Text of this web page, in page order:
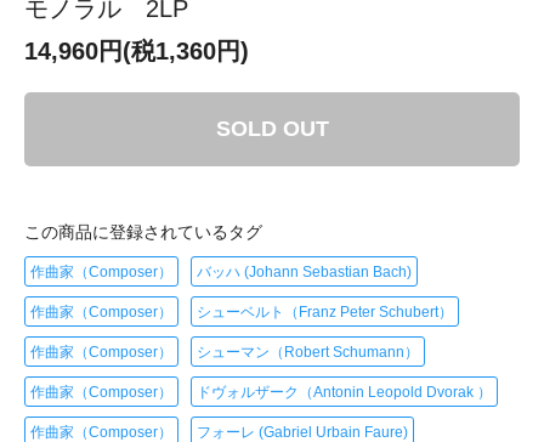
モノラル 2LP
14,960円(税1,360円)
SOLD OUT
この商品に登録されているタグ
作曲家（Composer） バッハ (Johann Sebastian Bach)
作曲家（Composer） シューベルト（Franz Peter Schubert）
作曲家（Composer） シューマン（Robert Schumann）
作曲家（Composer） ドヴォルザーク（Antonin Leopold Dvorak ）
作曲家（Composer） フォーレ (Gabriel Urbain Faure)